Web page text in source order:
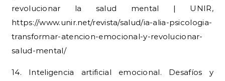
revolucionar la salud mental | UNIR,
https://www.unir.net/revista/salud/ia-alia-psicologia-
transformar-atencion-emocional-y-revolucionar-
salud-mental/
14. Inteligencia artificial emocional. Desafíos y